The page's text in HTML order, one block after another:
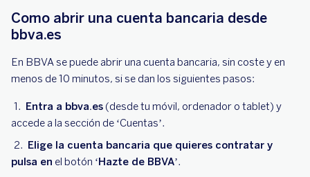
Como abrir una cuenta bancaria desde
bbva.es
En BBVA se puede abrir una cuenta bancaria, sin coste y en
menos de 10 minutos, si se dan los siguientes pasos:
Entra a bbva.es (desde tu móvil, ordenador o tablet) y
accede a la sección de ‘Cuentas’.
Elige la cuenta bancaria que quieres contratar y
pulsa en el botón ‘Hazte de BBVA’.